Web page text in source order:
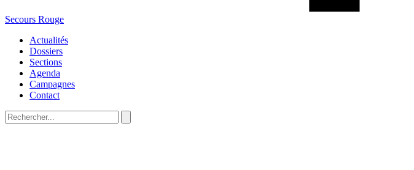
Secours Rouge
Actualités
Dossiers
Sections
Agenda
Campagnes
Contact